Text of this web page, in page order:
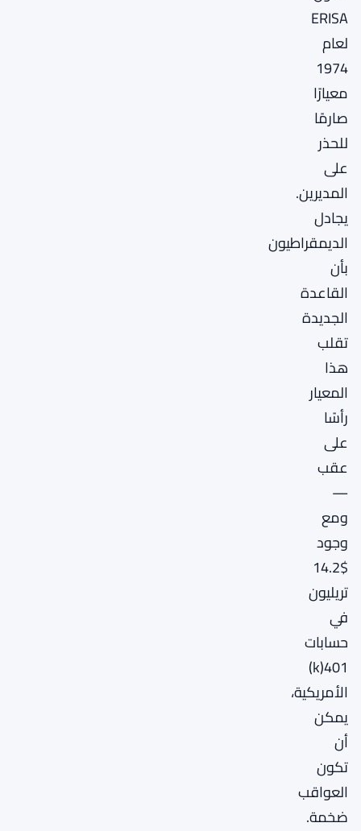
ERISA
لعام
1974
معيارًا
صارمًا
للحذر
على
المديرين.
يجادل
الديمقراطيون
بأن
القاعدة
الجديدة
تقلب
هذا
المعيار
رأسًا
على
عقب
—
ومع
وجود
$14.2
تريليون
في
حسابات
401(k)
الأمريكية،
يمكن
أن
تكون
العواقب
ضخمة.